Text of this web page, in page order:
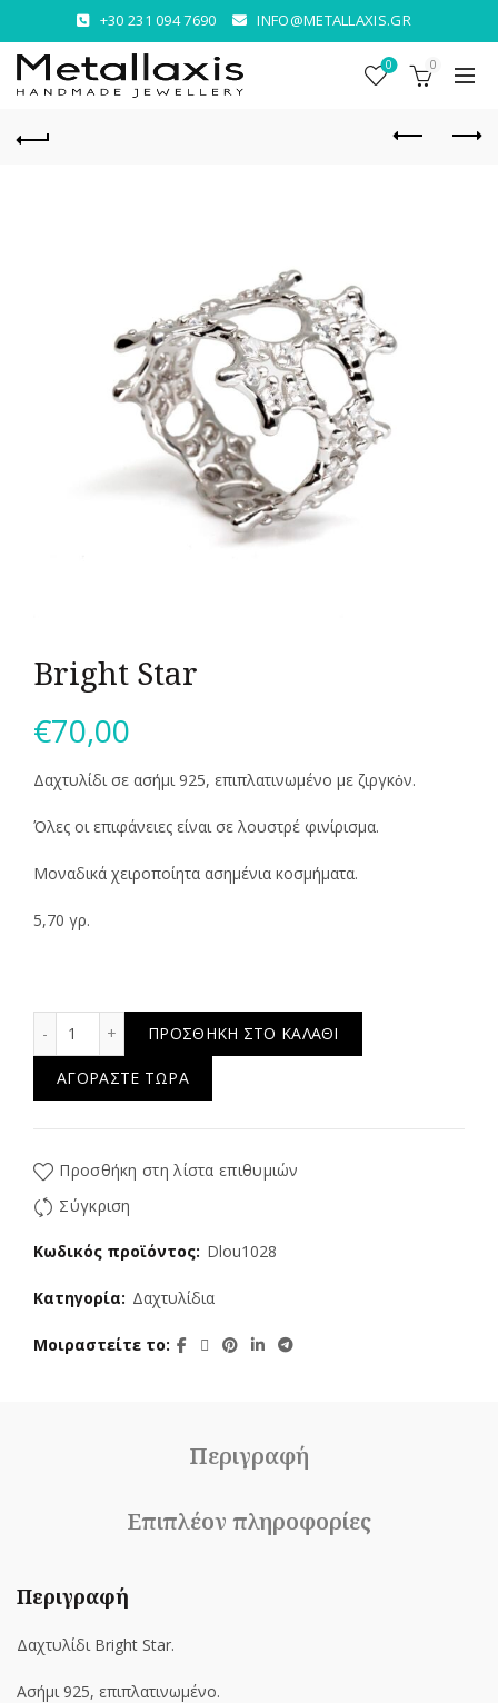
+30 231 094 7690 INFO@METALLAXIS.GR
0 0
Bright Star
€70,00
Δαχτυλίδι σε ασήμι 925, επιπλατινωμένο με ζιργκὀν.
Όλες οι επιφάνειες είναι σε λουστρέ φινίρισμα.
Μοναδικά χειροποίητα ασημένια κοσμήματα.
5,70 γρ.
ΠΡΟΣΘΉΚΗ ΣΤΟ ΚΑΛΆΘΙ
ΑΓΟΡΆΣΤΕ ΤΏΡΑ
Προσθήκη στη λίστα επιθυμιών
Σύγκριση
Κωδικός προϊόντος: Dlou1028
Κατηγορία: Δαχτυλίδια
Μοιραστείτε το
Περιγραφή
Επιπλέον πληροφορίες
Περιγραφή
Δαχτυλίδι Bright Star.
Ασήμι 925, επιπλατινωμένο.